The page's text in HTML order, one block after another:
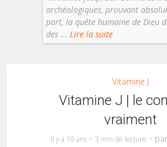
archéologiques, prouvant
part, la quête humaine de Dieu
des ... Lire la suite
Vitamine J
Vitamine J | le
vraiment
Il y a 10 ans 3 min de lecture par